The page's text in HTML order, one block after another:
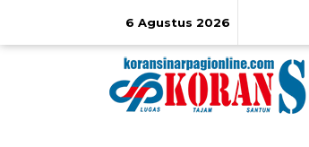
6 Agustus 2026